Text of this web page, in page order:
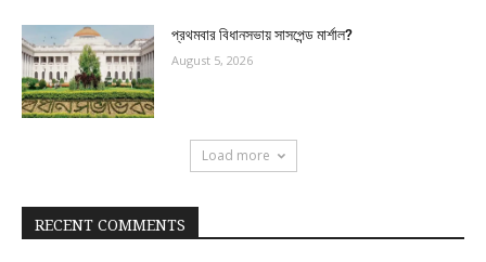
প্রথমবার বিধানসভায় সাসপেন্ড মার্শাল?
August 5, 2026
Load more
RECENT COMMENTS